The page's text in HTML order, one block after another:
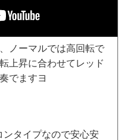
ノーマルでは高回転で
上昇に合わせてレッド
でますヨ
タイプなので安心安